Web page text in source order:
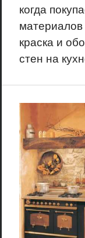
когда
краска и
стен на